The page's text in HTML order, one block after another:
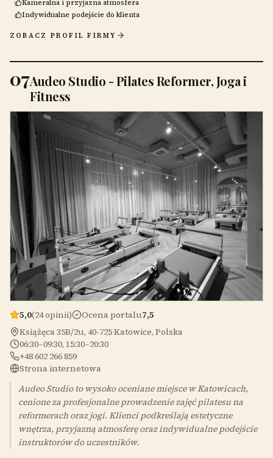
Kameralna i przyjazna atmosfera
Indywidualne podejście do klienta
ZOBACZ PROFIL FIRMY
07Audeo Studio - Pilates Reformer, Joga i
Fitness
5,0(24 opinii) Ocena portalu7,5
Książęca 35B/2u, 40-725 Katowice, Polska
06:30–09:30, 15:30–20:30
+48 602 266 859
Strona internetowa
Audeo Studio to wysoko oceniane miejsce w Katowicach,
cenione za profesjonalne prowadzenie zajęć pilatesu na
reformerach oraz jogi. Klienci podkreślają estetyczne
wnętrza, przyjazną atmosferę oraz indywidualne podejście
instruktorów do uczestników.